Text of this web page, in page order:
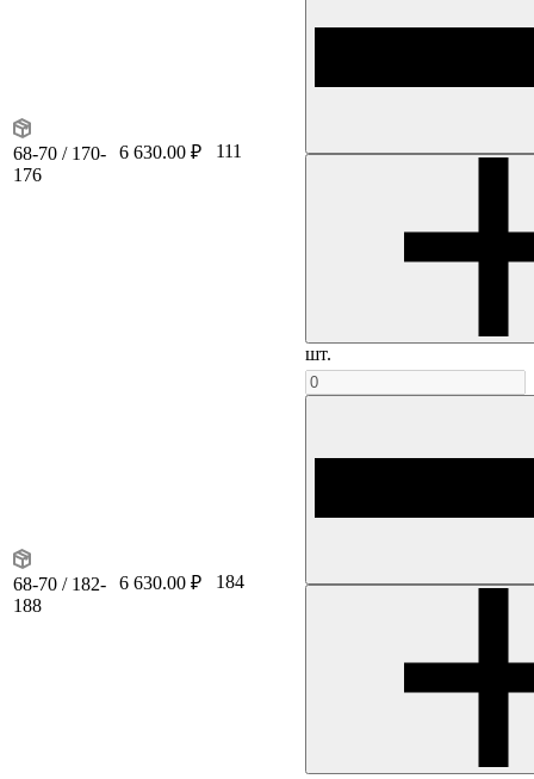
68-70 / 170-
176
6 630.00 ₽ 111
шт.
68-70 / 182-
188
6 630.00 ₽ 184